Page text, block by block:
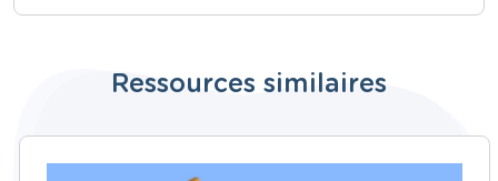
Ressources similaires